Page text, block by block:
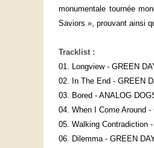
monumentale tournée
Saviors », prouvant ainsi
Tracklist :
01. Longview - GREEN
02. In The End - GREEN
03. Bored - ANALOG
04. When I Come Around -
05. Walking Contradiction
06. Dilemma - GREEN